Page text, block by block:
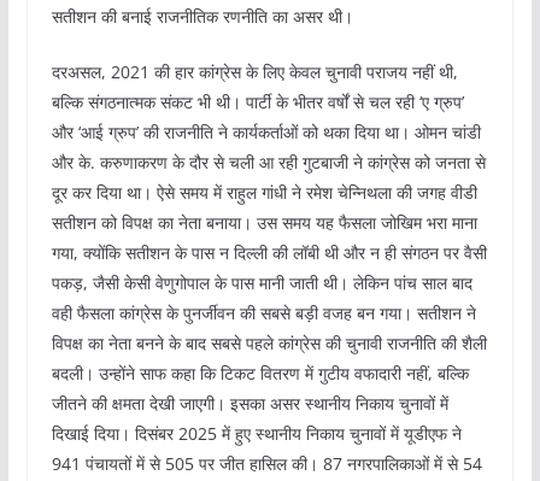
सतीशन की बनाई राजनीतिक रणनीति का असर थी।
दरअसल, 2021 की हार कांग्रेस के लिए केवल चुनावी पराजय नहीं थी,
बल्कि संगठनात्मक संकट भी थी। पार्टी के भीतर वर्षों से चल रही ‘ए ग्रुप’
और ‘आई ग्रुप’ की राजनीति ने कार्यकर्ताओं को थका दिया था। ओमन चांडी
और के. करुणाकरण के दौर से चली आ रही गुटबाजी ने कांग्रेस को जनता से
दूर कर दिया था। ऐसे समय में राहुल गांधी ने रमेश चेन्निथला की जगह वीडी
सतीशन को विपक्ष का नेता बनाया। उस समय यह फैसला जोखिम भरा माना
गया, क्योंकि सतीशन के पास न दिल्ली की लॉबी थी और न ही संगठन पर वैसी
पकड़, जैसी केसी वेणुगोपाल के पास मानी जाती थी। लेकिन पांच साल बाद
वही फैसला कांग्रेस के पुनर्जीवन की सबसे बड़ी वजह बन गया। सतीशन ने
विपक्ष का नेता बनने के बाद सबसे पहले कांग्रेस की चुनावी राजनीति की शैली
बदली। उन्होंने साफ कहा कि टिकट वितरण में गुटीय वफादारी नहीं, बल्कि
जीतने की क्षमता देखी जाएगी। इसका असर स्थानीय निकाय चुनावों में
दिखाई दिया। दिसंबर 2025 में हुए स्थानीय निकाय चुनावों में यूडीएफ ने
941 पंचायतों में से 505 पर जीत हासिल की। 87 नगरपालिकाओं में से 54